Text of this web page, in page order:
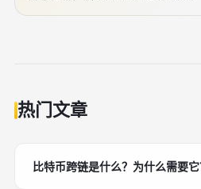
热门文章
比特币跨链是什么？为什么需要它